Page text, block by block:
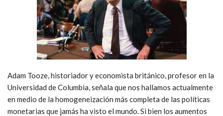
Adam Tooze, historiador y economista británico, profesor en la
Universidad de Columbia, señala que nos hallamos actualmente
en medio de la homogeneización más completa de las políticas
monetarias que jamás ha visto el mundo. Si bien los aumentos